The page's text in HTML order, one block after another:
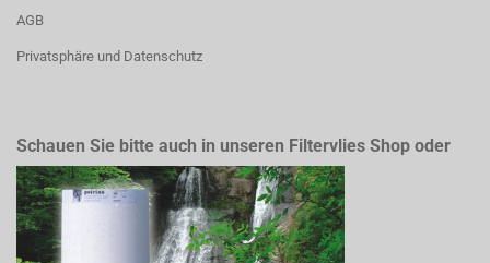
AGB
Privatsphäre und Datenschutz
Schauen Sie bitte auch in unseren Filtervlies Shop oder